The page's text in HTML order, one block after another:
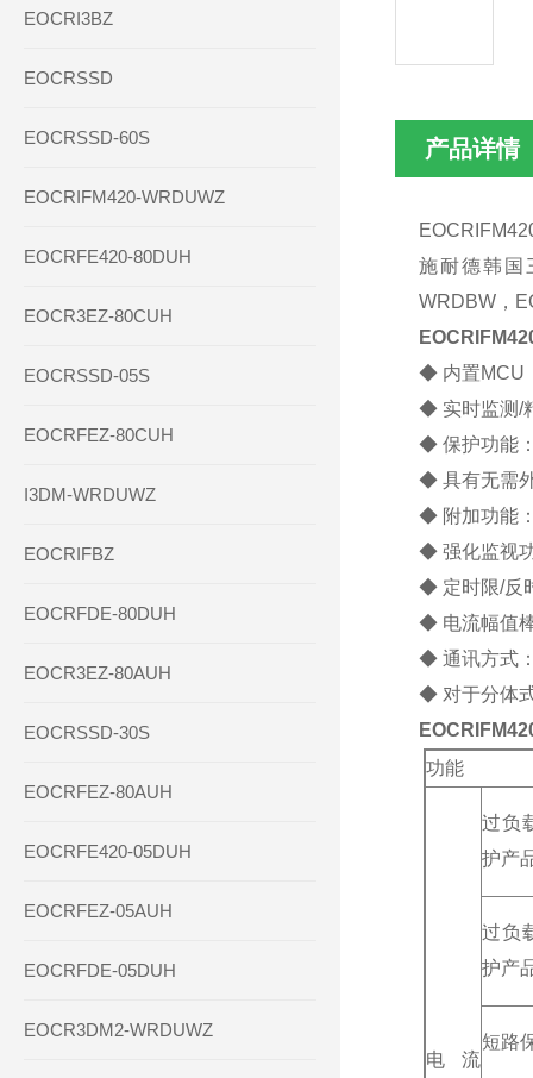
EOCRI3BZ
EOCRSSD
EOCRSSD-60S
EOCRIFM420-WRDUWZ
EOCRFE420-80DUH
EOCR3EZ-80CUH
EOCRSSD-05S
EOCRFEZ-80CUH
I3DM-WRDUWZ
EOCRIFBZ
EOCRFDE-80DUH
EOCR3EZ-80AUH
EOCRSSD-30S
EOCRFEZ-80AUH
EOCRFE420-05DUH
EOCRFEZ-05AUH
EOCRFDE-05DUH
EOCR3DM2-WRDUWZ
产品详情
施耐德韩国
WRDBW，
◆ 内置MCU
◆ 实时监测/
◆ 保护功能
◆ 具有无需
◆ 附加功能
◆ 强化监视
◆ 定时限/反
◆ 电流幅值
◆ 通讯方式
◆ 对于分体
功能
电流
过负
护产
过负
护产
短路